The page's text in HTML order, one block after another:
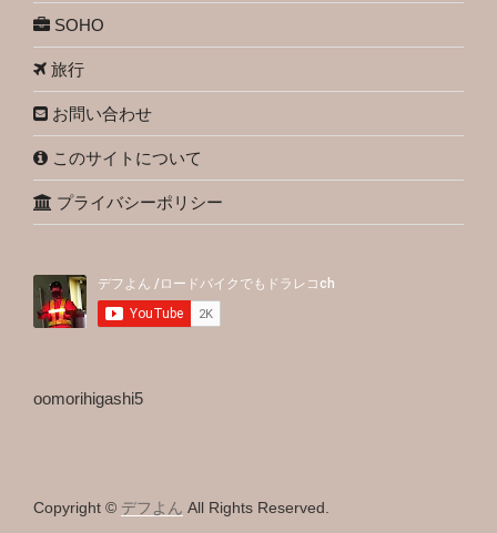
SOHO
旅行
お問い合わせ
このサイトについて
プライバシーポリシー
oomorihigashi5
Copyright © デフよん All Rights Reserved.